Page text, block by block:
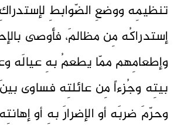
تنظيمِه ووضعِ الضّوابطِ
إستدراكُه مِن مظالمَ، فأوصى
وإطعامِهم ممّا يطعمُ بهِ عيالَه
بيتِه وجُزءاً مِن عائلتِه فساوى
وحرّمَ ضربَه أو الإضرارَ بهِ أو